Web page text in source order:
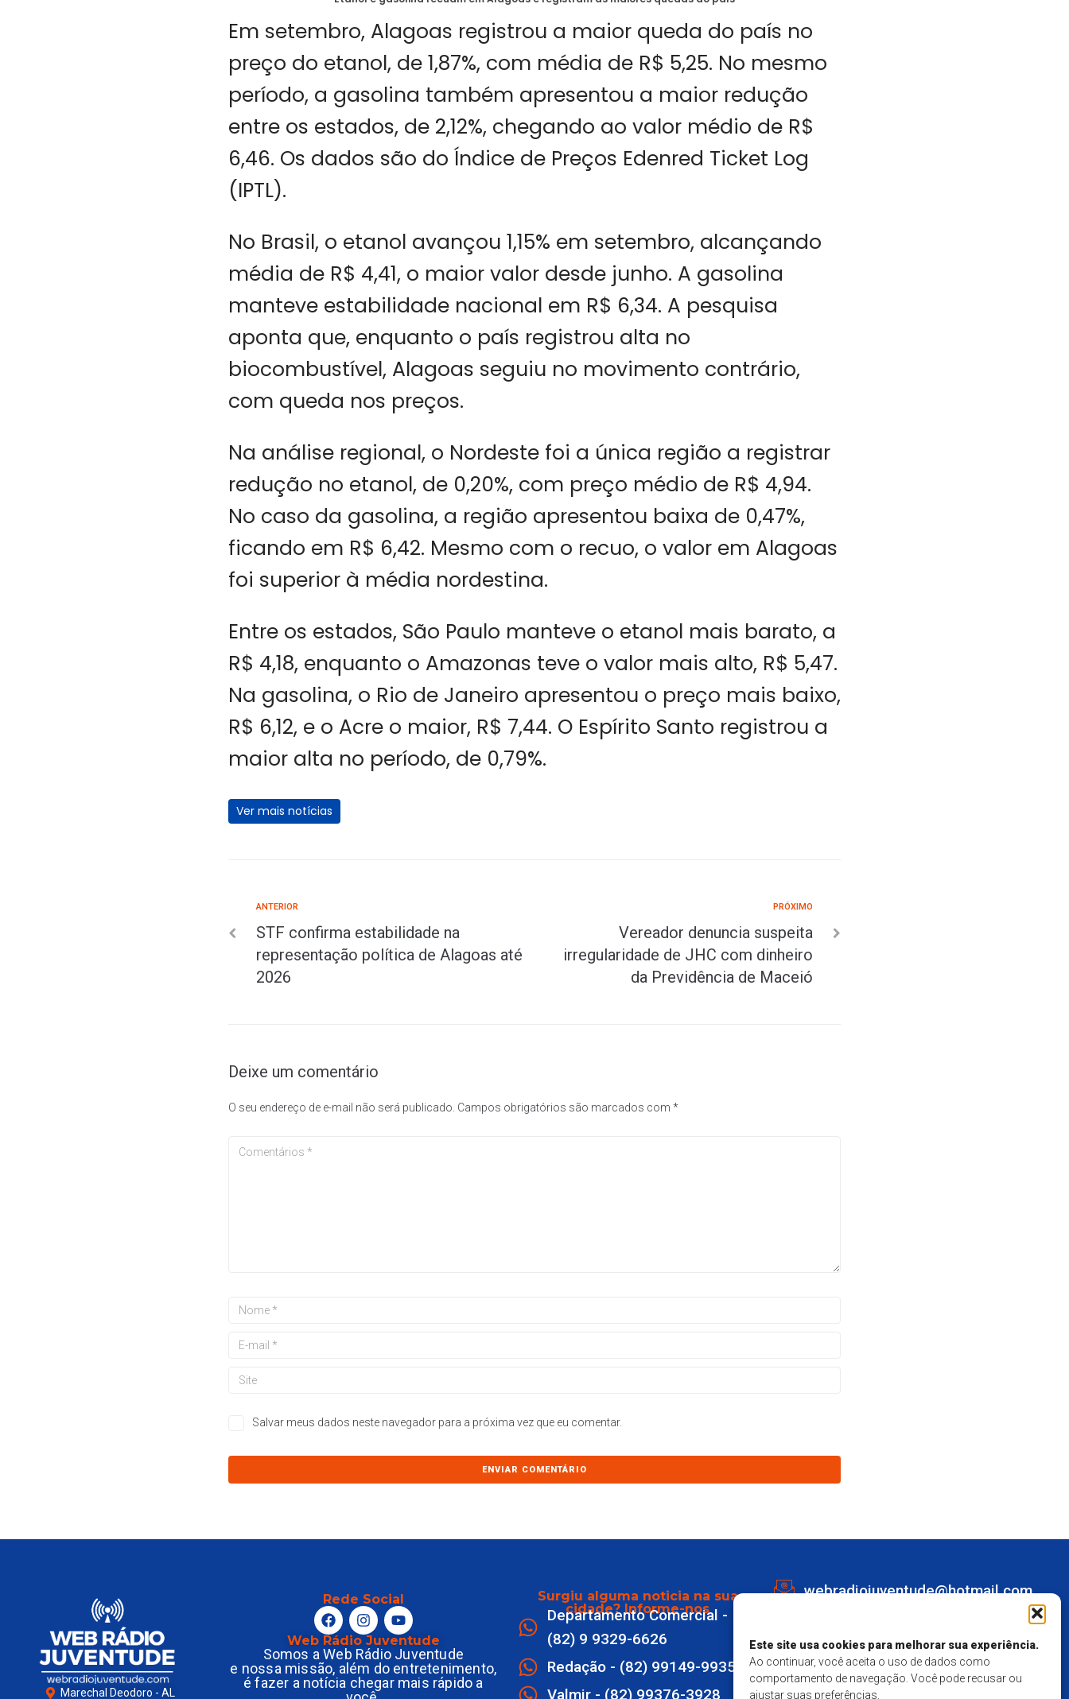
Este site usa cookies para melhorar sua experiência.
Ao continuar, você aceita o uso de dados como
comportamento de navegação. Você pode recusar ou
ajustar suas preferências.
Em setembro, Alagoas registrou a maior queda do país no
preço do etanol, de 1,87%, com média de R$ 5,25. No mesmo
período, a gasolina também apresentou a maior redução
entre os estados, de 2,12%, chegando ao valor médio de R$
6,46. Os dados são do Índice de Preços Edenred Ticket Log
(IPTL).
No Brasil, o etanol avançou 1,15% em setembro, alcançando
média de R$ 4,41, o maior valor desde junho. A gasolina
manteve estabilidade nacional em R$ 6,34. A pesquisa
aponta que, enquanto o país registrou alta no
biocombustível, Alagoas seguiu no movimento contrário,
com queda nos preços.
Na análise regional, o Nordeste foi a única região a registrar
redução no etanol, de 0,20%, com preço médio de R$ 4,94.
No caso da gasolina, a região apresentou baixa de 0,47%,
ficando em R$ 6,42. Mesmo com o recuo, o valor em Alagoas
foi superior à média nordestina.
Entre os estados, São Paulo manteve o etanol mais barato, a
R$ 4,18, enquanto o Amazonas teve o valor mais alto, R$ 5,47.
Na gasolina, o Rio de Janeiro apresentou o preço mais baixo,
R$ 6,12, e o Acre o maior, R$ 7,44. O Espírito Santo registrou a
maior alta no período, de 0,79%.
Ver mais notícias
ANTERIOR
STF confirma estabilidade na
representação política de Alagoas até
2026
PRÓXIMO
Vereador denuncia suspeita
irregularidade de JHC com dinheiro
da Previdência de Maceió
Deixe um comentário
O seu endereço de e-mail não será publicado. Campos obrigatórios são marcados com *
Salvar meus dados neste navegador para a próxima vez que eu comentar.
Marechal Deodoro - AL
Rede Social
Web Rádio Juventude
Somos a Web Rádio Juventude
e nossa missão, além do entretenimento,
é fazer a notícia chegar mais rápido a
Surgiu alguma noticia na sua
cidade? Informe-nos
Departamento Comercial -
(82) 9 9329-6626
Redação - (82) 99149-9935
Valmir - (82) 99376-3928
webradiojuventude@hotmail.com
Marechal Deodoro
Responsavel Técnico - Matheus